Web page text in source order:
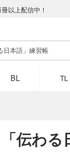
以上配信中！
BL TL
「伝わ